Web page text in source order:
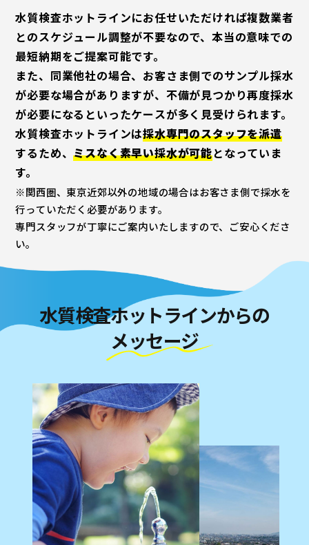
水質検査ホットラインにお任せいただければ複数業者
とのスケジュール調整が不要なので、本当の意味での
最短納期をご提案可能です。
また、同業他社の場合、お客さま側でのサンプル採水
が必要な場合がありますが、不備が見つかり再度採水
が必要になるといったケースが多く見受けられます。
水質検査ホットラインは採水専門のスタッフを派遣
するため、ミスなく素早い採水が可能となっていま
す。
※関西圏、東京近郊以外の地域の場合はお客さま側で採水を
行っていただく必要があります。
専門スタッフが丁寧にご案内いたしますので、ご安心くださ
い。
水質検査ホットラインからの
メッセージ